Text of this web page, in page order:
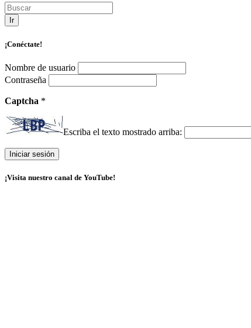
Ir
¡Conéctate!
Nombre de usuario
Contraseña
Captcha *
Escriba el texto mostrado arriba:
¡Visita nuestro canal de YouTube!